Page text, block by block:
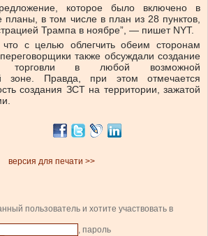
которое было включено в
в том числе в план из 28 пунктов,
Трампа в ноябре”, — пишет NYT.
что с целью облегчить обеим сторонам
также обсуждали создание
торговли в любой возможной
зоне. Правда, при этом отмечается
создания ЗСТ на территории, зажатой
версия для печати >>
пользователь и хотите участвовать в
, пароль